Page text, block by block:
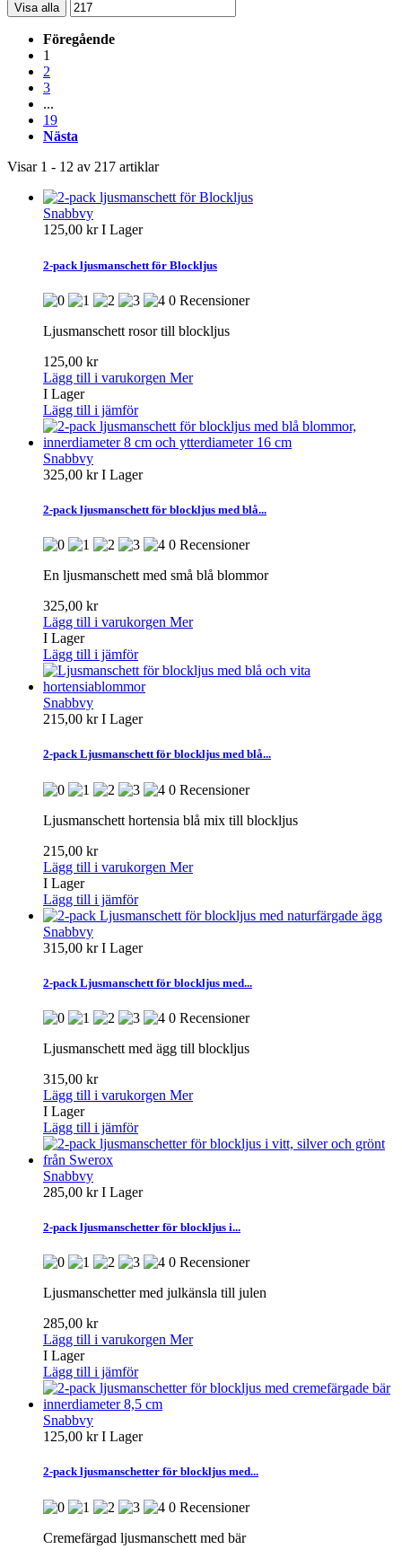
Visa alla
Föregående
1
2
3
...
19
Nästa
Visar 1 - 12 av 217 artiklar
Snabbvy
125,00 krI Lager
2-pack ljusmanschett för Blockljus
0 Recensioner
Ljusmanschett rosor till blockljus
125,00 kr
Lägg till i varukorgen Mer
I Lager
Lägg till i jämför
Snabbvy
325,00 krI Lager
2-pack ljusmanschett för blockljus med blå...
0 Recensioner
En ljusmanschett med små blå blommor
325,00 kr
Lägg till i varukorgen Mer
I Lager
Lägg till i jämför
Snabbvy
215,00 krI Lager
2-pack Ljusmanschett för blockljus med blå...
0 Recensioner
Ljusmanschett hortensia blå mix till blockljus
215,00 kr
Lägg till i varukorgen Mer
I Lager
Lägg till i jämför
Snabbvy
315,00 krI Lager
2-pack Ljusmanschett för blockljus med...
0 Recensioner
Ljusmanschett med ägg till blockljus
315,00 kr
Lägg till i varukorgen Mer
I Lager
Lägg till i jämför
Snabbvy
285,00 krI Lager
2-pack ljusmanschetter för blockljus i...
0 Recensioner
Ljusmanschetter med julkänsla till julen
285,00 kr
Lägg till i varukorgen Mer
I Lager
Lägg till i jämför
Snabbvy
125,00 krI Lager
2-pack ljusmanschetter för blockljus med...
0 Recensioner
Cremefärgad ljusmanschett med bär